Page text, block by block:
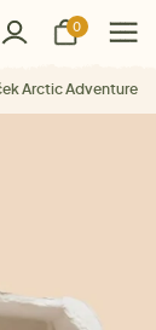
0
Arctic Adventure